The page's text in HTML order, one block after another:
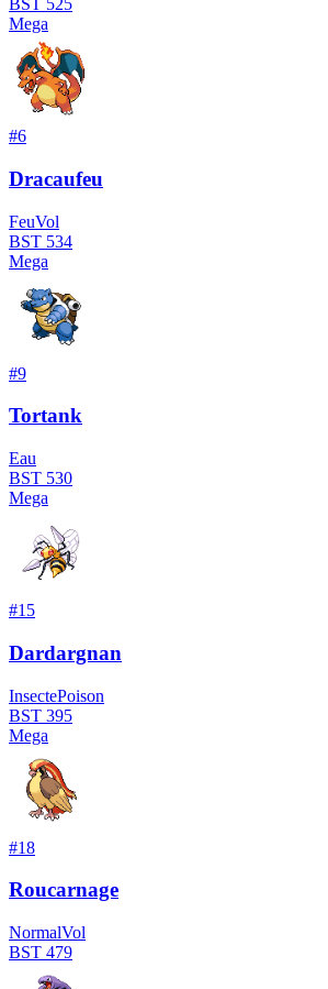
BST 525
Mega
#6
Dracaufeu
FeuVol
BST 534
Mega
#9
Tortank
Eau
BST 530
Mega
#15
Dardargnan
InsectePoison
BST 395
Mega
#18
Roucarnage
NormalVol
BST 479